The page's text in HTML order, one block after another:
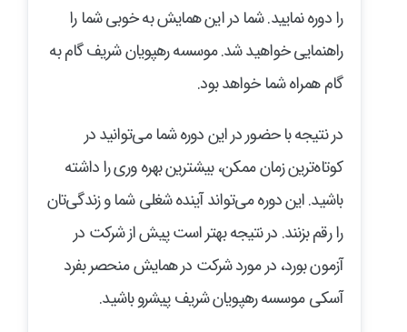
را دوره نمایید. شما در این همایش به خوبی شما را
راهنمایی خواهید شد. موسسه رهپویان شریف گام به
گام همراه شما خواهد بود.
در نتیجه با حضور در این دوره شما می‌توانید در
کوتاه‌ترین زمان ممکن، بیشترین بهره وری را داشته
باشید. این دوره‌ می‌تواند آینده شغلی شما و زندگی‌تان
را رقم بزنند. در نتیجه بهتر است پیش از شرکت در
آزمون بورد، در مورد شرکت در همایش منحصر بفرد
آسکی موسسه رهپویان شریف پیشرو باشید.